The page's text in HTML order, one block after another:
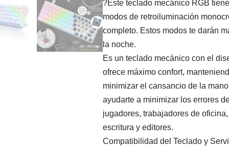
?Este teclado mecánico RGB
modos de retroiluminación
completo. Estos modos te darán
la noche.
Es un teclado mecánico con el
ofrece máximo confort,
minimizar el cansancio de la
ayudarte a minimizar los errores
jugadores, trabajadores de
escritura y editores.
Compatibilidad del Teclado y